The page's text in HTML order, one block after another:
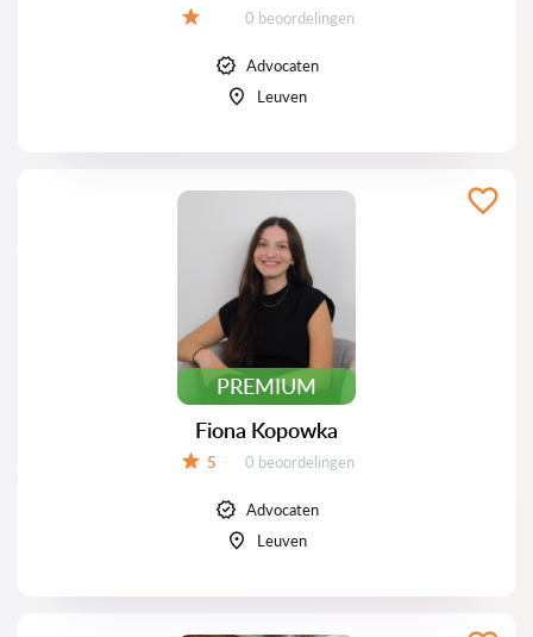
Beoordelingen:
0 beoordelingen
Advocaten
Leuven
PREMIUM
Fiona Kopowka
5 Beoordelingen:
0 beoordelingen
Advocaten
Leuven